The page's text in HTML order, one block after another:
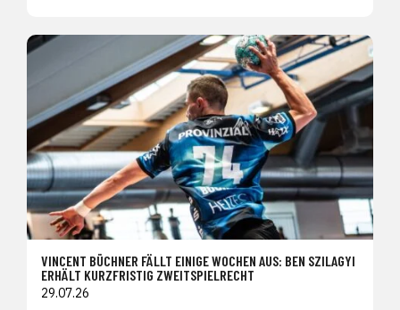
VINCENT BÜCHNER FÄLLT EINIGE WOCHEN AUS: BEN SZILAGYI
ERHÄLT KURZFRISTIG ZWEITSPIELRECHT
29.07.26